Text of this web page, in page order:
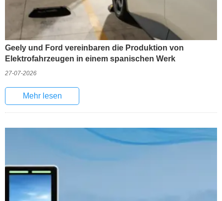
Geely und Ford vereinbaren die Produktion von
Elektrofahrzeugen in einem spanischen Werk
27-07-2026
Mehr lesen